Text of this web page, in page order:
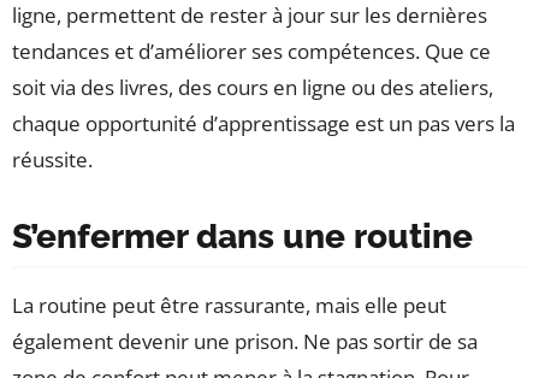
ligne, permettent de rester à jour sur les dernières
tendances et d’améliorer ses compétences. Que ce
soit via des livres, des cours en ligne ou des ateliers,
chaque opportunité d’apprentissage est un pas vers la
réussite.
S’enfermer dans une routine
La routine peut être rassurante, mais elle peut
également devenir une prison. Ne pas sortir de sa